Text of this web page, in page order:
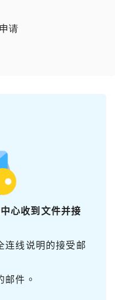
请
心收到文件并接
连线说明的接受邮
邮件。